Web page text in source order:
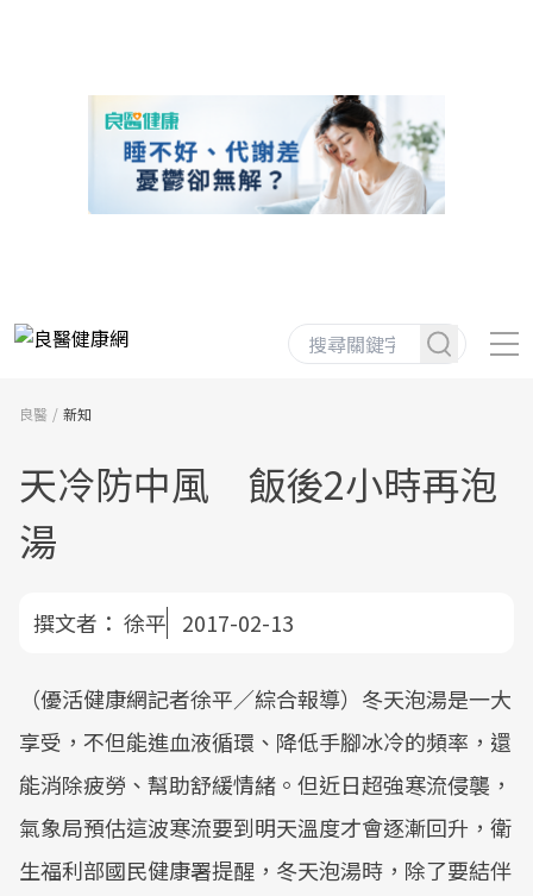
良醫 新知
天冷防中風 飯後2小時再泡
湯
撰文者： 徐平 2017-02-13
（優活健康網記者徐平／綜合報導）冬天泡湯是一大
享受，不但能進血液循環、降低手腳冰冷的頻率，還
能消除疲勞、幫助舒緩情緒。但近日超強寒流侵襲，
氣象局預估這波寒流要到明天溫度才會逐漸回升，衛
生福利部國民健康署提醒，冬天泡湯時，除了要結伴